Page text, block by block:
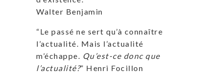
Walter Benjamin
“Le passé ne sert qu’à connaître
l’actualité. Mais l’actualité
m’échappe. Qu’est-ce donc que
l’actualité?” Henri Focillon